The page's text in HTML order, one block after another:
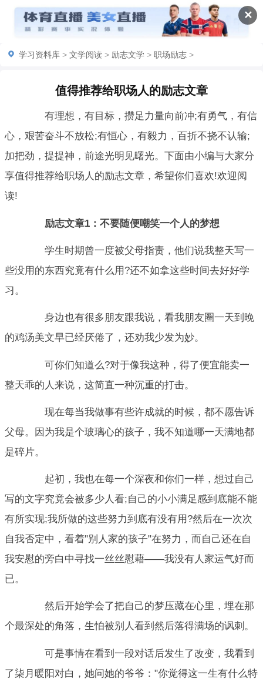
✕
学习资料库 > 文学阅读 > 励志文学 > 职场励志 >
值得推荐给职场人的励志文章
有理想，有目标，攒足力量向前冲;有勇气，有信
心，艰苦奋斗不放松;有恒心，有毅力，百折不挠不认输;
加把劲，提提神，前途光明见曙光。下面由小编与大家分
享值得推荐给职场人的励志文章，希望你们喜欢!欢迎阅
读!
励志文章1：不要随便嘲笑一个人的梦想
学生时期曾一度被父母指责，他们说我整天写一
些没用的东西究竟有什么用?还不如拿这些时间去好好学
习。
身边也有很多朋友跟我说，看我朋友圈一天到晚
的鸡汤美文早已经厌倦了，还劝我少发为妙。
可你们知道么?对于像我这种，得了便宜能卖一
整天乖的人来说，这简直一种沉重的打击。
现在每当我做事有些许成就的时候，都不愿告诉
父母。因为我是个玻璃心的孩子，我不知道哪一天满地都
是碎片。
起初，我也在每一个深夜和你们一样，想过自己
写的文字究竟会被多少人看;自己的小小满足感到底能不能
有所实现;我所做的这些努力到底有没有用?然后在一次次
自我否定中，看着"别人家的孩子"在努力，而自己还在自
我安慰的旁白中寻找一丝丝慰藉——我没有人家运气好而
已。
然后开始学会了把自己的梦压藏在心里，埋在那
个最深处的角落，生怕被别人看到然后落得满场的讽刺。
可是事情在看到一段对话后发生了改变，我看到
了柒月暖阳对白，她问她的爷爷："你觉得这一生有什么特